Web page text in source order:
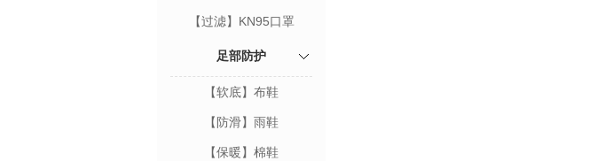
【过滤】KN95口罩
足部防护
【软底】布鞋
【防滑】雨鞋
【保暖】棉鞋